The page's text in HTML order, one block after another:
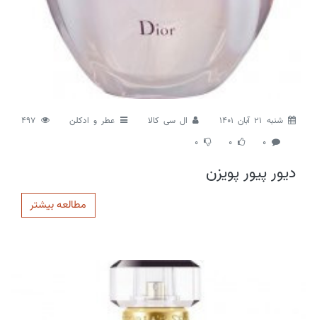
شنبه 21 آبان 1401 ال سی کالا عطر و ادکلن
497
0
0
0
دیور پیور پویزن
مطالعه بیشتر